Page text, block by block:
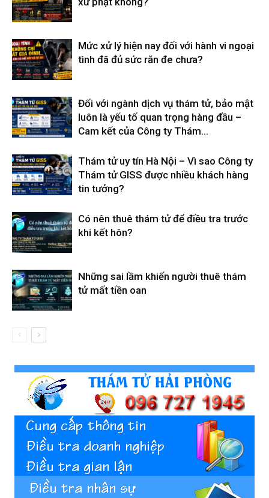
Mức xử lý hiện nay đối với hành vi ngoại
tình đã đủ sức răn đe chưa?
Đối với ngành dịch vụ thám tử, bảo mật
luôn là yếu tố quan trọng hàng đầu –
Cam kết của Công ty Thám...
Thám tử uy tín Hà Nội – Vì sao Công ty
Thám tử GISS được nhiều khách hàng
tin tưởng?
Có nên thuê thám tử để điều tra trước
khi kết hôn?
Những sai lầm khiến người thuê thám
tử mất tiền oan